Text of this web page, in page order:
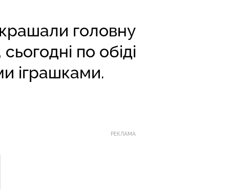
головну
по обіді
іграшками.
РЕКЛАМА